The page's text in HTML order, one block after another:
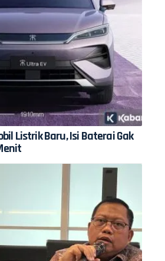
Listrik Baru, Isi Baterai Gak